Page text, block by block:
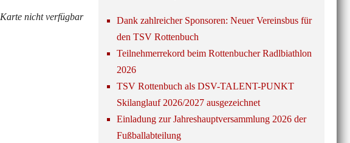
Karte nicht verfügbar
Dank zahlreicher Sponsoren: Neuer Vereinsbus für
den TSV Rottenbuch
Teilnehmerrekord beim Rottenbucher Radlbiathlon
2026
TSV Rottenbuch als DSV-TALENT-PUNKT
Skilanglauf 2026/2027 ausgezeichnet
Einladung zur Jahreshauptversammlung 2026 der
Fußballabteilung